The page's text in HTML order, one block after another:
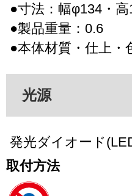
●寸法：幅φ134・
●製品重量：0.6
●本体材質・仕上
光源
発光ダイオード
取付方法